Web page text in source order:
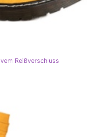
Reißverschluss